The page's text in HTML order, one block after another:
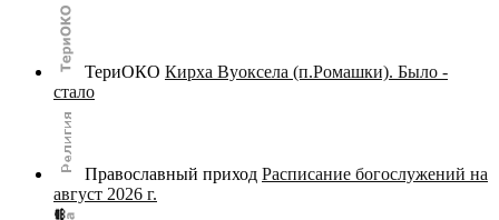
ТериОКО Кирха Вуоксела (п.Ромашки). Было -
стало
Православный приход Расписание богослужений на
август 2026 г.